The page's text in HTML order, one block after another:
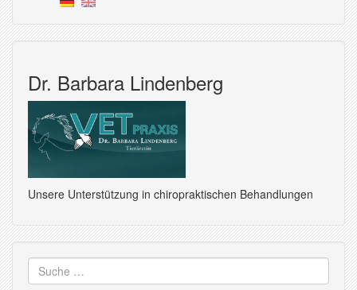
Dr. Barbara Lindenberg
Unsere Unterstützung in chiropraktischen Behandlungen
Suche
nach: